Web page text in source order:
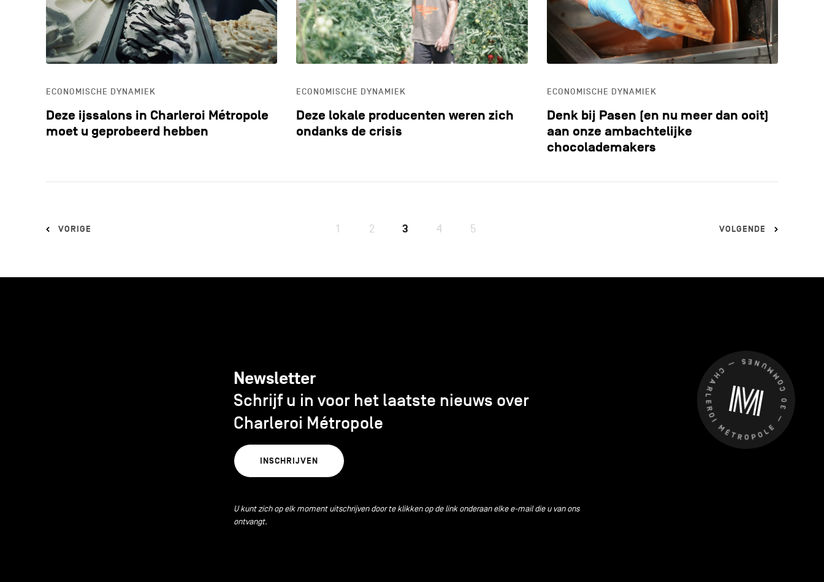
ECONOMISCHE DYNAMIEK
Deze ijssalons in Charleroi Métropole
moet u geprobeerd hebben
ECONOMISCHE DYNAMIEK
Deze lokale producenten weren zich
ondanks de crisis
ECONOMISCHE DYNAMIEK
Denk bij Pasen (en nu meer dan ooit)
aan onze ambachtelijke
chocolademakers
VORIGE 1 2 3 4 5 VOLGENDE
CHARLEROI MÉTROPOLE — 30 COMMUNES —
Newsletter
Schrijf u in voor het laatste nieuws over
Charleroi Métropole
INSCHRIJVEN
U kunt zich op elk moment uitschrijven door te klikken op de link onderaan elke e-mail die u van ons
ontvangt.